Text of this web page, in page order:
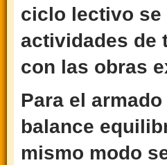
ciclo lectivo se
actividades de
con las obras
Para el
balance
mismo modo